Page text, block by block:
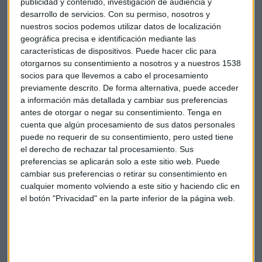
publicidad y contenido, investigación de audiencia y
desarrollo de servicios. Con su permiso, nosotros y
nuestros socios podemos utilizar datos de localización
geográfica precisa e identificación mediante las
características de dispositivos. Puede hacer clic para
otorgarnos su consentimiento a nosotros y a nuestros 1538
socios para que llevemos a cabo el procesamiento
previamente descrito. De forma alternativa, puede acceder
a información más detallada y cambiar sus preferencias
antes de otorgar o negar su consentimiento. Tenga en
cuenta que algún procesamiento de sus datos personales
puede no requerir de su consentimiento, pero usted tiene
el derecho de rechazar tal procesamiento. Sus
preferencias se aplicarán solo a este sitio web. Puede
cambiar sus preferencias o retirar su consentimiento en
cualquier momento volviendo a este sitio y haciendo clic en
el botón "Privacidad" en la parte inferior de la página web.
advierte de las rentabilidades de los bonos y augura subidas
en los próximos 4 o 6 meses. Escucha su intervención
completa aquí: